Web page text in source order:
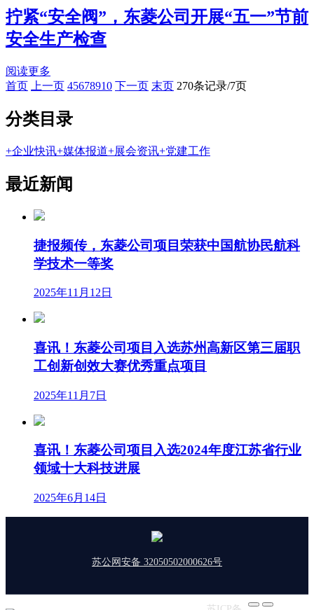
拧紧“安全阀”，东菱公司开展“五一”节前
安全生产检查
阅读更多
首页
上一页 45678910 下一页 末页 270条记录/7页
分类目录
+企业快讯+媒体报道+展会资讯+党建工作
最近新闻
捷报频传，东菱公司项目荣获中国航协民航科
学技术一等奖
2025年11月12日
喜讯！东菱公司项目入选苏州高新区第三届职
工创新创效大赛优秀重点项目
2025年11月7日
喜讯！东菱公司项目入选2024年度江苏省行业
领域十大科技进展
2025年6月14日
苏公网安备 32050502000626号